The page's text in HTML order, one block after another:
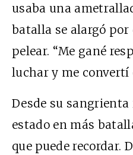
usaba una
batalla se alargó por
pelear. “Me gané
luchar y me convertí
Desde su
estado en más
que puede recordar.